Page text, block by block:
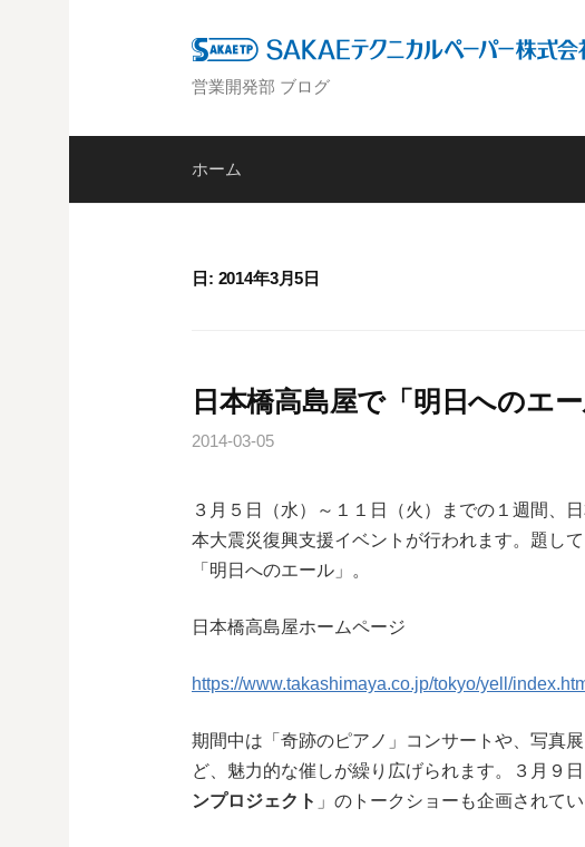
ツ
営業開発部 ブログ
ホーム
日: 2014年3月5日
日本橋高島屋で「明日へのエ
2014-03-05
３月５日（水）～１１日（火）までの１週間、
本大震災復興支援イベントが行われます。題して
「明日へのエール」。
日本橋高島屋ホームページ
https://www.takashimaya.co.jp/tokyo/yell/
期間中は「奇跡のピアノ」コンサートや、写真
ど、魅力的な催しが繰り広げられます。３月９
ンプロジェクト 」のトークショーも企画されてい